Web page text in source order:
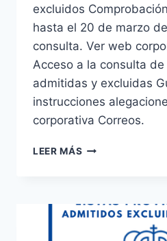
excluidos
hasta el 20 de marzo
consulta. Ver web
Acceso a la consulta de
admitidas y excluidas
instrucciones
corporativa Correos.
LEER MÁS CORREOS
PROVISIONAL
DE
ADMITIDOS